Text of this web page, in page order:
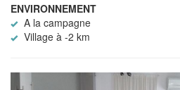
ENVIRONNEMENT
A la campagne
Village à -2 km